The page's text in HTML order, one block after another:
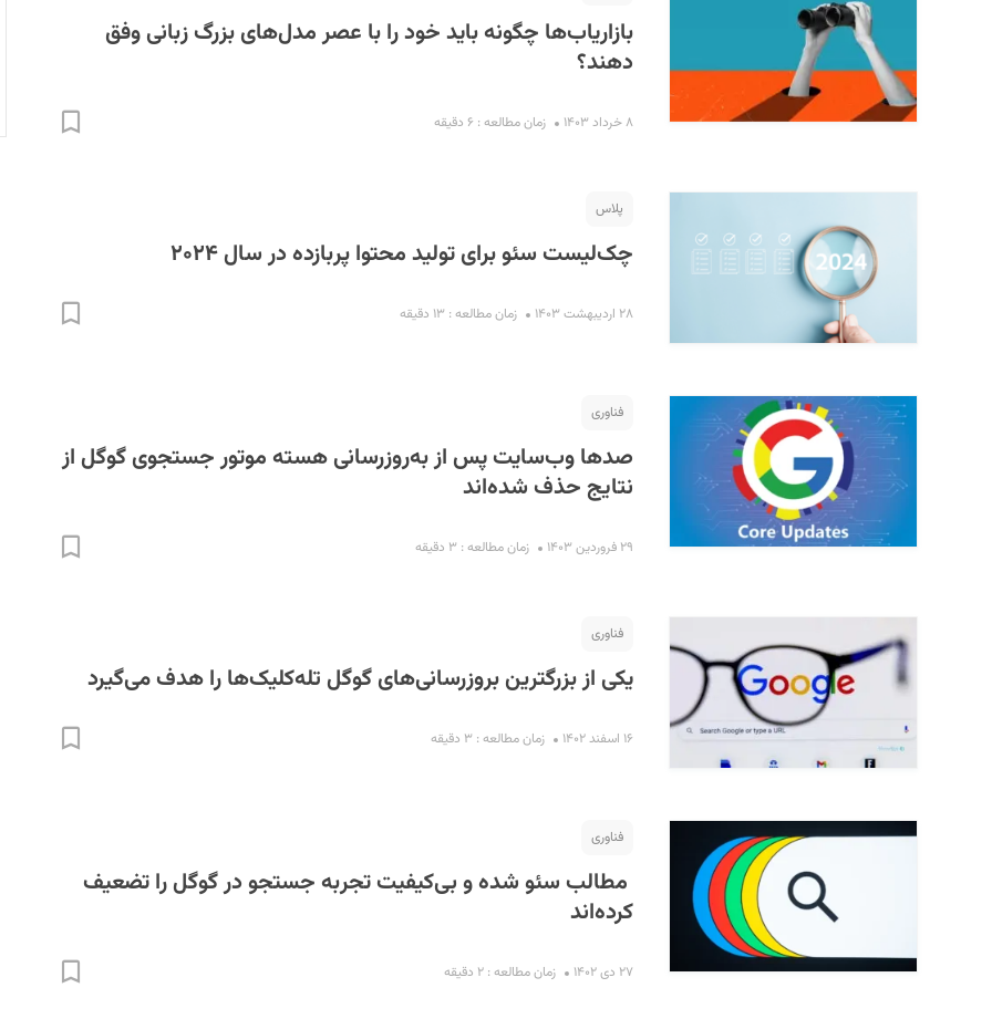
بازاریاب‌ها چگونه باید خود را با عصر مدل‌های بزرگ زبانی وفق
دهند؟
۸ خرداد ۱۴۰۳ زمان مطالعه : ۶ دقیقه
پلاس
چک‌لیست سئو برای تولید محتوا پربازده در سال ۲۰۲۴
۲۸ اردیبهشت ۱۴۰۳ زمان مطالعه : ۱۳ دقیقه
فناوری
صدها وب‌سایت پس از به‌روزرسانی هسته موتور جستجوی گوگل از
نتایج حذف شده‌اند
۲۹ فروردین ۱۴۰۳ زمان مطالعه : ۳ دقیقه
فناوری
یکی از بزرگترین بروزرسانی‌های گوگل تله‌کلیک‌ها را هدف می‌گیرد
۱۶ اسفند ۱۴۰۲ زمان مطالعه : ۳ دقیقه
فناوری
مطالب سئو شده و بی‌کیفیت تجربه جستجو در گوگل را تضعیف
کرده‌اند
۲۷ دی ۱۴۰۲ زمان مطالعه : ۲ دقیقه